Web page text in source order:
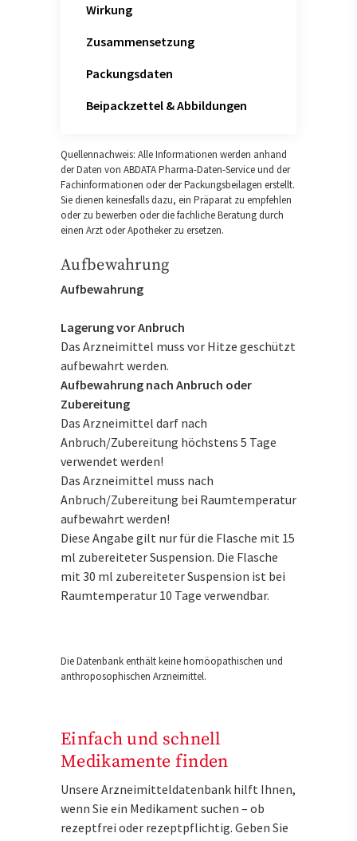
Wirkung
Zusammensetzung
Packungsdaten
Beipackzettel & Abbildungen
Quellennachweis: Alle Informationen werden anhand
der Daten von ABDATA Pharma-Daten-Service und der
Fachinformationen oder der Packungsbeilagen erstellt.
Sie dienen keinesfalls dazu, ein Präparat zu empfehlen
oder zu bewerben oder die fachliche Beratung durch
einen Arzt oder Apotheker zu ersetzen.
Aufbewahrung
Aufbewahrung
Lagerung vor Anbruch
Das Arzneimittel muss vor Hitze geschützt
aufbewahrt werden.
Aufbewahrung nach Anbruch oder
Zubereitung
Das Arzneimittel darf nach
Anbruch/Zubereitung höchstens 5 Tage
verwendet werden!
Das Arzneimittel muss nach
Anbruch/Zubereitung bei Raumtemperatur
aufbewahrt werden!
Diese Angabe gilt nur für die Flasche mit 15
ml zubereiteter Suspension. Die Flasche
mit 30 ml zubereiteter Suspension ist bei
Raumtemperatur 10 Tage verwendbar.
Die Datenbank enthält keine homöopathischen und
anthroposophischen Arzneimittel.
Einfach und schnell
Medikamente finden
Unsere Arzneimitteldatenbank hilft Ihnen,
wenn Sie ein Medikament suchen – ob
rezeptfrei oder rezeptpflichtig. Geben Sie